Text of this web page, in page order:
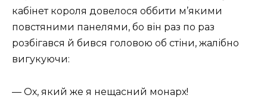
кабінет короля довелося оббити м’якими
повстяними панелями, бо він раз по раз
розбігався й бився головою об стіни, жалібно
вигукуючи:
— Ох, який же я нещасний монарх!